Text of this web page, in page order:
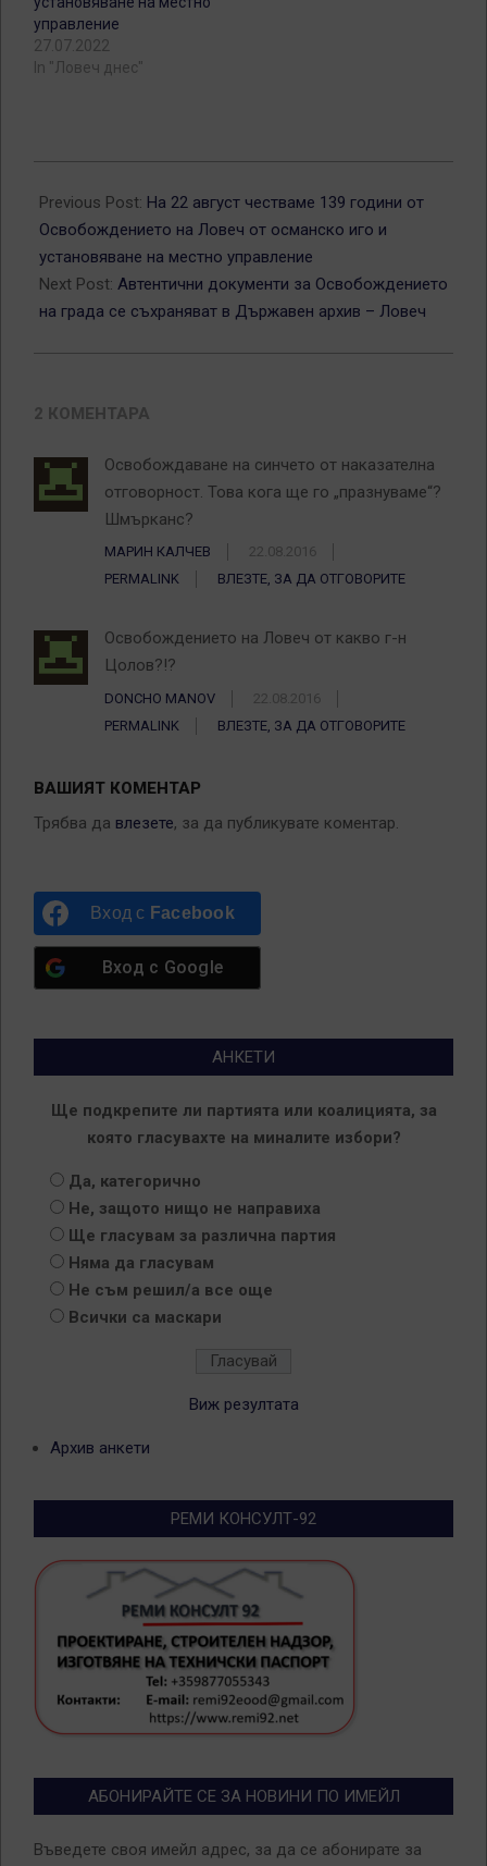
управление
27.07.2022
In "Ловеч днес"
08-
22
Previous Post: На 22 август честваме 139 години от
Освобождението на Ловеч от османско иго и
установяване на местно управление
Next Post: Автентични документи за Освобождението
на града се съхраняват в Държавен архив – Ловеч
2 КОМЕНТАРА
Освобождаване на синчето от наказателна
отговорност. Това кога ще го „празнуваме“?
Шмърканс?
МАРИН КАЛЧЕВ
22.08.2016
PERMALINK
ВЛЕЗТЕ, ЗА ДА ОТГОВОРИТЕ
Освобождението на Ловеч от какво г-н
Цолов?!?
DONCHO MANOV
22.08.2016
PERMALINK
ВЛЕЗТЕ, ЗА ДА ОТГОВОРИТЕ
ВАШИЯТ КОМЕНТАР
Трябва да влезете, за да публикувате коментар.
Вход с Facebook
Вход с Google
АНКЕТИ
Ще подкрепите ли партията или коалицията, за
която гласувахте на миналите избори?
Да, категорично
Не, защото нищо не направиха
Ще гласувам за различна партия
Няма да гласувам
Не съм решил/а все още
Всички са маскари
Виж резултата
Архив анкети
РЕМИ КОНСУЛТ-92
АБОНИРАЙТЕ СЕ ЗА НОВИНИ ПО ИМЕЙЛ
Въведете своя имейл адрес, за да се абонирате за